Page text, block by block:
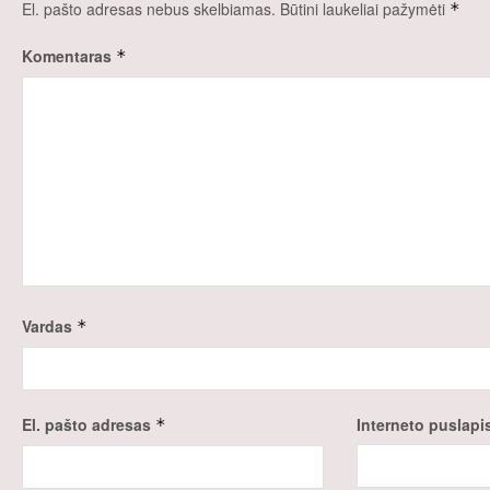
El. pašto adresas nebus skelbiamas. Būtini laukeliai pažymėti *
Komentaras *
Vardas *
El. pašto adresas * Interneto